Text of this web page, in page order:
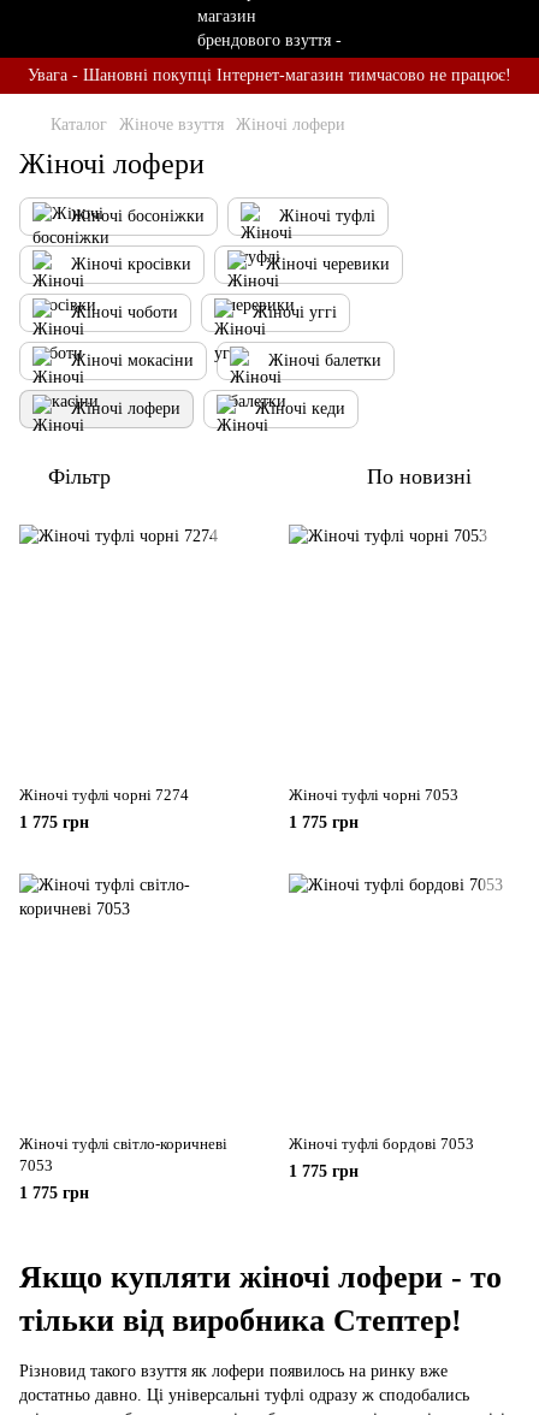
Увага - Шановні покупці Інтернет-магазин тимчасово не працює!
Каталог Жіноче взуття Жіночі лофери
Жіночі лофери
Жіночі босоніжки Жіночі туфлі
Жіночі кросівки Жіночі черевики
Жіночі чоботи Жіночі уггі
Жіночі мокасіни Жіночі балетки
Жіночі лофери Жіночі кеди
Фільтр По новизні
Жіночі туфлі чорні 7274
1 775 грн
Жіночі туфлі чорні 7053
1 775 грн
Жіночі туфлі світло-коричневі
7053
1 775 грн
Жіночі туфлі бордові 7053
1 775 грн
Якщо купляти жіночі лофери - то
тільки від виробника Стептер!
Різновид такого взуття як лофери появилось на ринку вже
достатньо давно. Ці універсальні туфлі одразу ж сподобались